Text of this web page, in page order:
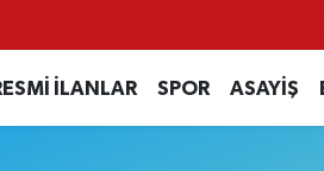
İLANLAR SPOR ASAYİŞ